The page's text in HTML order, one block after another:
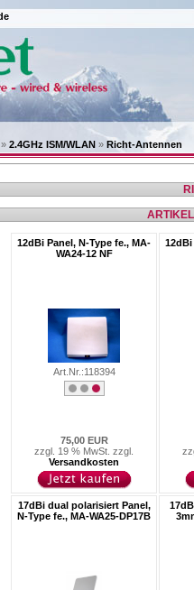
» 2.4GHz ISM/WLAN » Richt-Antennen
12dBi Panel, N-Type fe., MA-
WA24-12 NF
Art.Nr.:118394
75,00 EUR
zzgl. 19 % MwSt. zzgl.
Versandkosten
12dBi
17dBi dual polarisiert Panel,
N-Type fe., MA-WA25-DP17B